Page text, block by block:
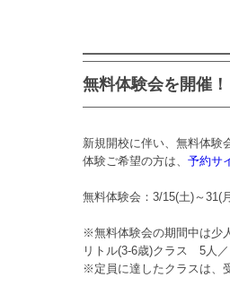
無料体験会を開催！
新規開校に伴い、無料体験
体験ご希望の方は、 予約サ
無料体験会：3/15(土)～31(
※無料体験会の期間中は少
リトル(3-6歳)クラス 5人
※定員に達したクラスは、